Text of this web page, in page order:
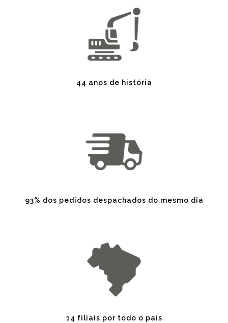
44 anos de história
93% dos pedidos despachados do mesmo dia
14 filiais por todo o país